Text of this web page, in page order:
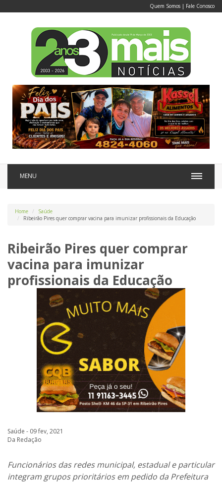
Quem Somos | Fale Conosco
MENU
Home
Saúde
Ribeirão Pires quer comprar vacina para imunizar profissionais da Educação
Ribeirão Pires quer comprar
vacina para imunizar
profissionais da Educação
Saúde - 09 fev, 2021
Da Redação
Funcionários das redes municipal, estadual e particular
integram grupos prioritários em pedido da Prefeitura